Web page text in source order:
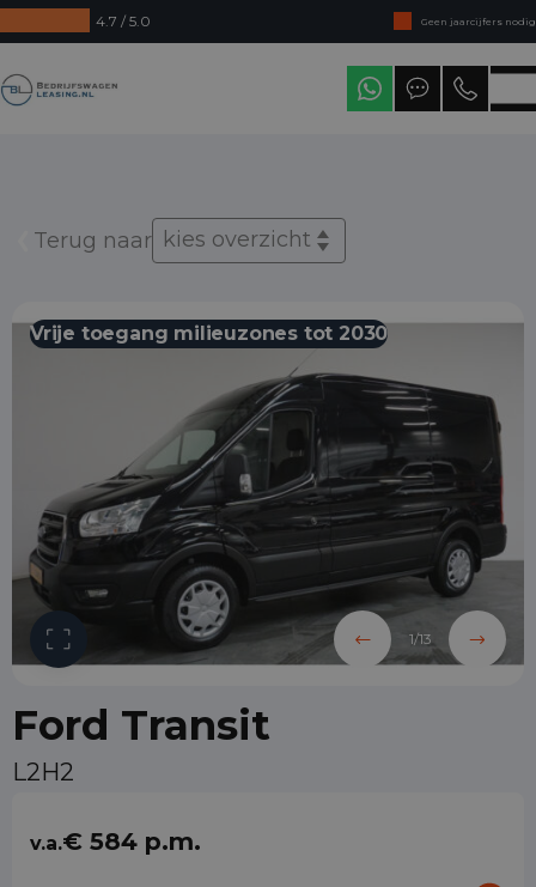
4.7 / 5.0
Geen jaarcijfers nodig
Direct uit voorraad leverbaar
Levering in heel Nederland
Terug naar kies overzicht
Vrije toegang milieuzones tot 2030
1/13
Ford Transit
L2H2
v.a.€ 584 p.m.